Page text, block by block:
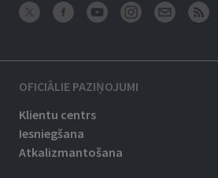
OFICIĀLIE PAZIŅOJUMI
Klientu centrs
Iesniegšana
Atkalizmantošana